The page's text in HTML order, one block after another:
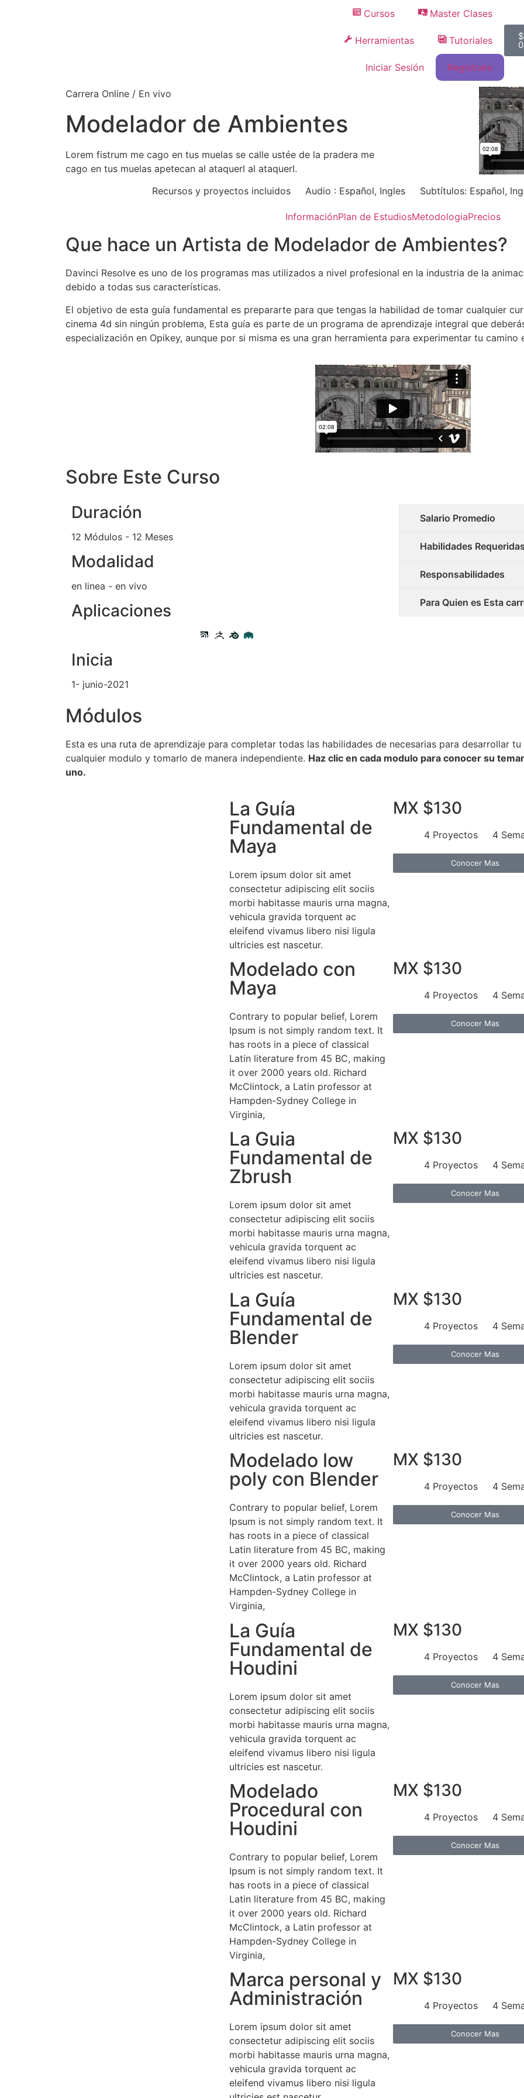
Cursos Master Clases
Herramientas Tutoriales
Iniciar Sesión Regístrate
$
0
Carrera Online / En vivo
Modelador de Ambientes
Lorem fistrum me cago en tus muelas se calle ustée de la pradera me
cago en tus muelas apetecan al ataquerl al ataquerl.
Recursos y proyectos incluidos
Audio : Español, Ingles Subtítulos: Español,
InformaciónPlan de EstudiosMetodologiaPrecios
Que hace un Artista de Modelador de Ambientes?
Davinci Resolve es uno de los programas mas utilizados a nivel profesional en la industria de la
debido a todas sus características.
El objetivo de esta guía fundamental es prepararte para que tengas la habilidad de tomar cualquier
cinema 4d sin ningún problema, Esta guía es parte de un programa de aprendizaje integral que
especialización en Opikey, aunque por si misma es una gran herramienta para experimentar tu camino
Sobre Este Curso
Duración
12 Módulos - 12 Meses
Modalidad
en linea - en vivo
Aplicaciones
Inicia
1- junio-2021
Salario Promedio
Habilidades
Responsabilidades
Para Quien es Esta
Módulos
Esta es una ruta de aprendizaje para completar todas las habilidades de necesarias para desarrollar
cualquier modulo y tomarlo de manera independiente. Haz clic en cada modulo para conocer su
uno.
La Guía
Fundamental de
Maya
Lorem ipsum dolor sit amet
consectetur adipiscing elit sociis
morbi habitasse mauris urna magna,
vehicula gravida torquent ac
eleifend vivamus libero nisi ligula
ultricies est nascetur.
MX $130
4 Proyectos 4
Conocer Mas
Modelado con
Maya
Contrary to popular belief, Lorem
Ipsum is not simply random text. It
has roots in a piece of classical
Latin literature from 45 BC, making
it over 2000 years old. Richard
McClintock, a Latin professor at
Hampden-Sydney College in
Virginia,
MX $130
4 Proyectos 4
Conocer Mas
La Guia
Fundamental de
Zbrush
Lorem ipsum dolor sit amet
consectetur adipiscing elit sociis
morbi habitasse mauris urna magna,
vehicula gravida torquent ac
eleifend vivamus libero nisi ligula
ultricies est nascetur.
MX $130
4 Proyectos 4
Conocer Mas
La Guía
Fundamental de
Blender
Lorem ipsum dolor sit amet
consectetur adipiscing elit sociis
morbi habitasse mauris urna magna,
vehicula gravida torquent ac
eleifend vivamus libero nisi ligula
ultricies est nascetur.
MX $130
4 Proyectos 4
Conocer Mas
Modelado low
poly con Blender
Contrary to popular belief, Lorem
Ipsum is not simply random text. It
has roots in a piece of classical
Latin literature from 45 BC, making
it over 2000 years old. Richard
McClintock, a Latin professor at
Hampden-Sydney College in
Virginia,
MX $130
4 Proyectos 4
Conocer Mas
La Guía
Fundamental de
Houdini
Lorem ipsum dolor sit amet
consectetur adipiscing elit sociis
morbi habitasse mauris urna magna,
vehicula gravida torquent ac
eleifend vivamus libero nisi ligula
ultricies est nascetur.
MX $130
4 Proyectos 4
Conocer Mas
Modelado
Procedural con
Houdini
Contrary to popular belief, Lorem
Ipsum is not simply random text. It
has roots in a piece of classical
Latin literature from 45 BC, making
it over 2000 years old. Richard
McClintock, a Latin professor at
Hampden-Sydney College in
Virginia,
MX $130
4 Proyectos 4
Conocer Mas
Marca personal y
Administración
Lorem ipsum dolor sit amet
consectetur adipiscing elit sociis
morbi habitasse mauris urna magna,
vehicula gravida torquent ac
eleifend vivamus libero nisi ligula
MX $130
4 Proyectos 4
Conocer Mas